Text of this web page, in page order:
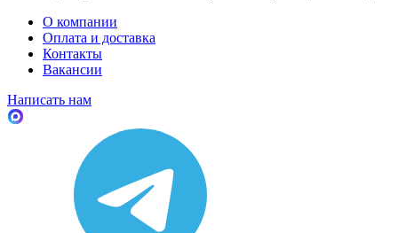
О компании
Оплата и доставка
Контакты
Вакансии
Написать нам